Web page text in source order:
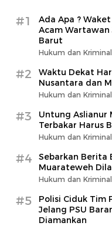
#1
Ada Apa ?
Acam Wartawan
Barut
Hukum dan
#2
Waktu Dekat
Nusantara dan
Hukum dan
#3
Untung Aslianur
Terbakar Harus
Hukum dan
#4
Sebarkan Berita
Muarateweh
Hukum dan
#5
Polisi Ciduk Tim
Jelang PSU
Diamankan